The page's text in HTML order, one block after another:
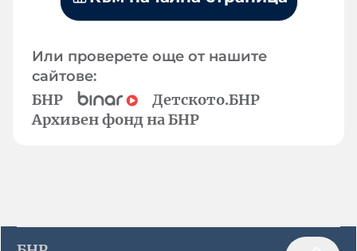
Или проверете още от нашите
сайтове:
БНР
Детското.БНР
Архивен фонд на БНР